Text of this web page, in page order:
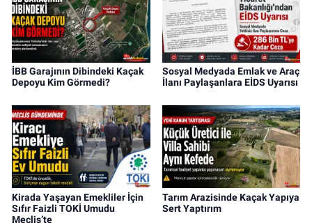
İBB Garajının Dibindeki Kaçak
Depoyu Kim Görmedi?
Sosyal Medyada Emlak ve Araç
İlanı Paylaşanlara EİDS Uyarısı
Kirada Yaşayan Emekliler İçin
Sıfır Faizli TOKİ Umudu
Meclis’te
Tarım Arazisinde Kaçak Yapıya
Sert Yaptırım